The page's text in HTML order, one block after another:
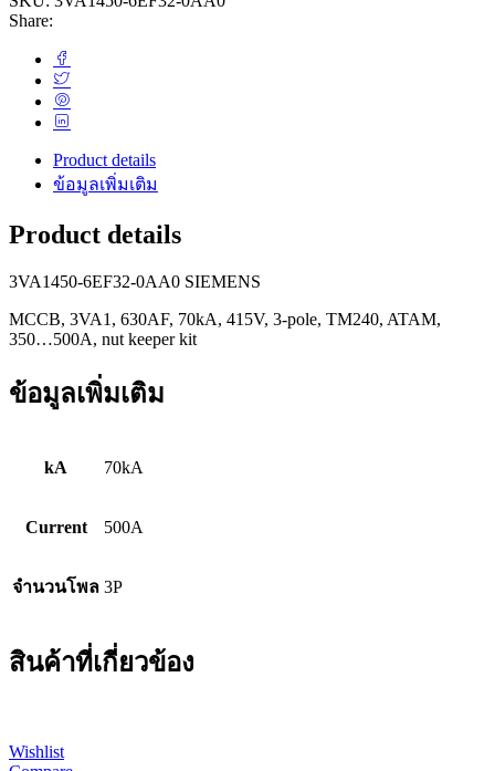
Share:
Product details
ข้อมูลเพิ่มเติม
Product details
3VA1450-6EF32-0AA0 SIEMENS
MCCB, 3VA1, 630AF, 70kA, 415V, 3-pole, TM240, ATAM,
350…500A, nut keeper kit
ข้อมูลเพิ่มเติม
kA 70kA
Current 500A
จำนวนโพล 3P
สินค้าที่เกี่ยวข้อง
Wishlist